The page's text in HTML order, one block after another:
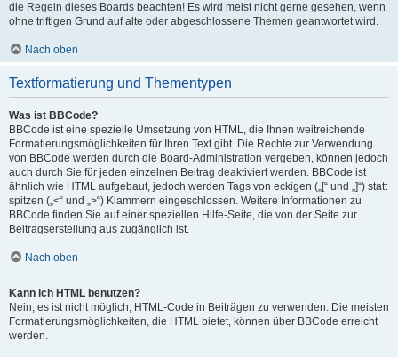
die Regeln dieses Boards beachten! Es wird meist nicht gerne gesehen, wenn
ohne triftigen Grund auf alte oder abgeschlossene Themen geantwortet wird.
Nach oben
Textformatierung und Thementypen
Was ist BBCode?
BBCode ist eine spezielle Umsetzung von HTML, die Ihnen weitreichende
Formatierungsmöglichkeiten für Ihren Text gibt. Die Rechte zur Verwendung
von BBCode werden durch die Board-Administration vergeben, können jedoch
auch durch Sie für jeden einzelnen Beitrag deaktiviert werden. BBCode ist
ähnlich wie HTML aufgebaut, jedoch werden Tags von eckigen („[“ und „]“) statt
spitzen („<“ und „>“) Klammern eingeschlossen. Weitere Informationen zu
BBCode finden Sie auf einer speziellen Hilfe-Seite, die von der Seite zur
Beitragserstellung aus zugänglich ist.
Nach oben
Kann ich HTML benutzen?
Nein, es ist nicht möglich, HTML-Code in Beiträgen zu verwenden. Die meisten
Formatierungsmöglichkeiten, die HTML bietet, können über BBCode erreicht
werden.